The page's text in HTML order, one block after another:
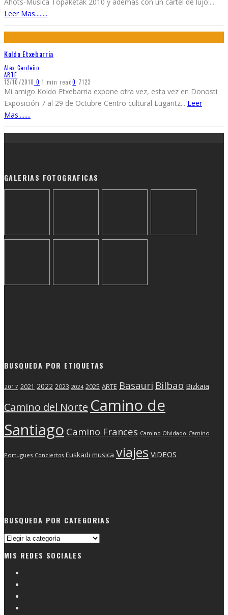
Leer Mas........
Koldo Etxebarria
Alex Cerdeño
ARTE
12/10/2010 0 1 min read0 7123
Mi amigo Koldo Etxebarria expone otra vez, esta vez en Donosti
Exposición 7 al 29 de Octubre Centro cultural Lugaritz... Leer
Mas........
GALERIAS FOTOGRAFICAS
BUSQUEDA POR ETIQUETAS
2017 2021 2022 2023 2024 2025 ARTE Basauri Bilbao Bizkaia
Camino del Norte Camino de
Santiago Camino Frances Camino Olvidado Camino
Portugues Conciertos Euskadi musica viajes ViDEOS
BUSQUEDA POR CATEGORIAS
Busqueda
categorias
MIS REDES SOCIALES